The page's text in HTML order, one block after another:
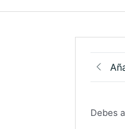
Debes